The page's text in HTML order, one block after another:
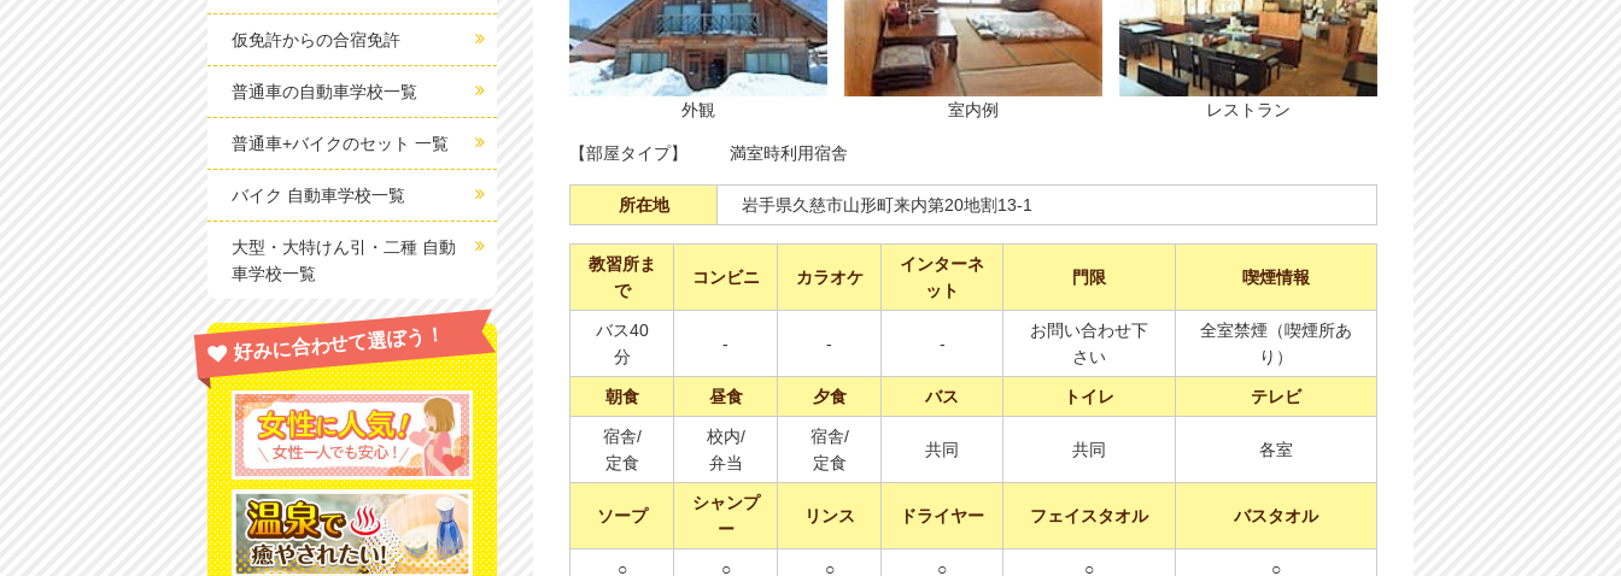
外観 室内例 レストラン
【部屋タイプ】 満室時利用宿舎
所在地 岩手県久慈市山形町来内第20地割13-1
教習所ま
で
コンビニ カラオケ
インターネ
ット
門限 喫煙情報
バス40
分
- - -
お問い合わせ下
さい
全室禁煙（喫煙所あ
り）
朝食 昼食 夕食 バス トイレ テレビ
宿舎/
定食
校内/
弁当
宿舎/
定食
共同 共同 各室
ソープ
シャンプ
ー
リンス ドライヤー フェイスタオル バスタオル
○ ○ ○ ○ ○ ○
仮免許からの合宿免許
普通車の自動車学校一覧
普通車+バイクのセット 一覧
バイク 自動車学校一覧
大型・大特けん引・二種 自動
車学校一覧
好みに合わせて選ぼう！